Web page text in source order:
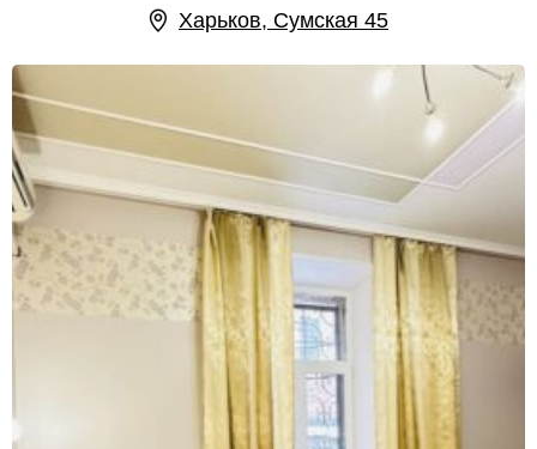
Харьков, Сумская 45